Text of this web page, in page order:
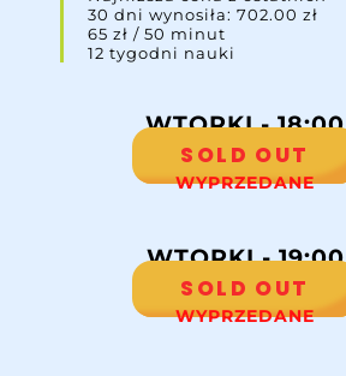
30 dni wynosiła: 702.00 zł
65 zł / 50 minut
12 tygodni nauki
WTORKI - 18:00
SOLD OUT
WYPRZEDANE
WTORKI - 19:00
SOLD OUT
WYPRZEDANE